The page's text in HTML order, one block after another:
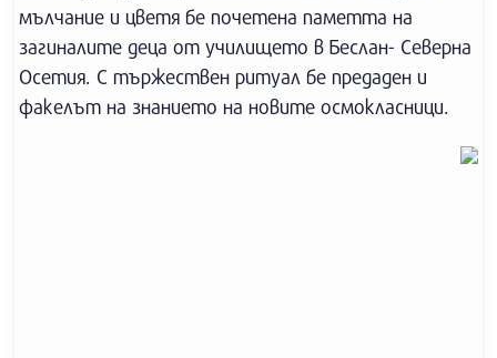
мълчание и цветя бе почетена паметта на
загиналите деца от училището в Беслан- Северна
Осетия. С тържествен ритуал бе предаден и
факелът на знанието на новите осмокласници.